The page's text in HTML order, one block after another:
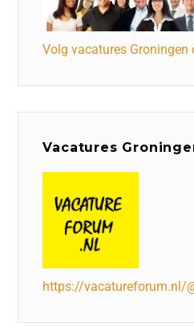
Volg vacatures Groningen
Vacatures
https://vacatureforum.nl/